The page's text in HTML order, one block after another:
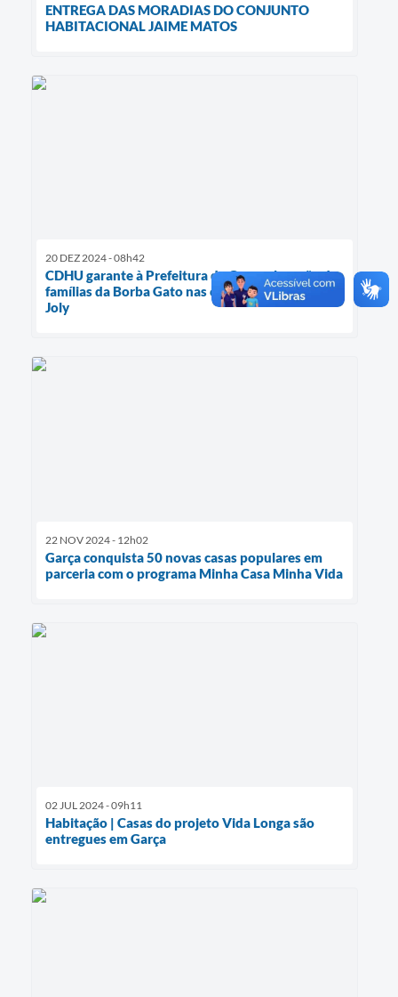
ENTREGA DAS MORADIAS DO CONJUNTO
HABITACIONAL JAIME MATOS
20 DEZ 2024 - 08h42
CDHU garante à Prefeitura de Garça alocação das
famílias da Borba Gato nas casas da rua Brasil
Joly
22 NOV 2024 - 12h02
Garça conquista 50 novas casas populares em
parceria com o programa Minha Casa Minha Vida
02 JUL 2024 - 09h11
Habitação | Casas do projeto Vida Longa são
entregues em Garça